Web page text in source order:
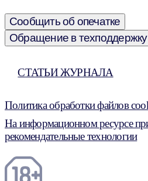
Сообщить об опечатке
Обращение в техподдержку
СТАТЬИ ЖУРНАЛА
Политика обработки файлов
На информационном ресурсе
рекомендательные технологии